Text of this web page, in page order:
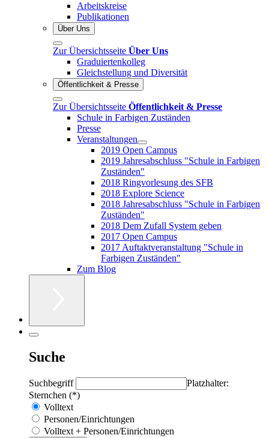
Arbeitskreise
Publikationen
Über Uns
Zur Übersichtsseite Über Uns
Graduiertenkolleg
Gleichstellung und Diversität
Öffentlichkeit & Presse
Zur Übersichtsseite Öffentlichkeit & Presse
Schule in Farbigen Zuständen
Presse
Veranstaltungen
2019 Open Campus
2019 Jahresabschluss "Schule in Farbigen
Zuständen"
2018 Ringvorlesung des SFB
2018 Explore Science
2018 Jahresabschluss "Schule in Farbigen
Zuständen"
2018 Dem Zufall System geben
2017 Open Campus
2017 Auftaktveranstaltung "Schule in
Farbigen Zuständen"
Zum Blog
Suche
Suchbegriff
Platzhalter:
Sternchen (*)
Volltext
Personen/Einrichtungen
Volltext + Personen/Einrichtungen